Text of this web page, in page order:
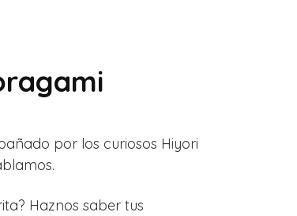
por los curiosos Hiyori
Haznos saber tus